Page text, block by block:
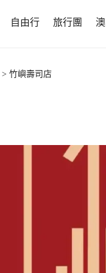
自由行 旅行團
> 竹嶼壽司店